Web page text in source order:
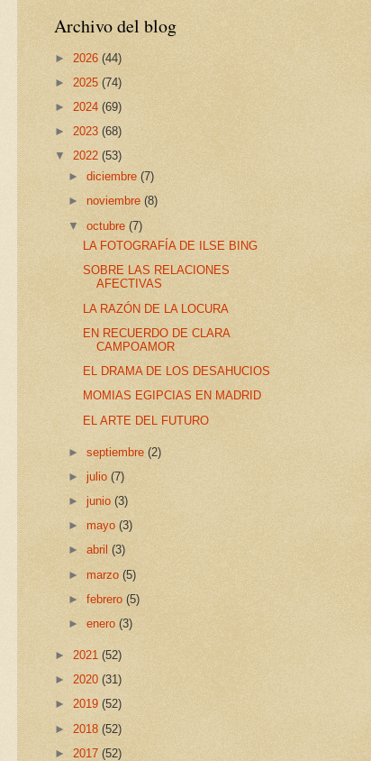
Archivo del blog
► 2026 (44)
► 2025 (74)
► 2024 (69)
► 2023 (68)
▼ 2022 (53)
►diciembre(7)
►noviembre(8)
▼octubre(7)
LA FOTOGRAFÍA DE ILSE BING
SOBRE LAS RELACIONES
AFECTIVAS
LA RAZÓN DE LA LOCURA
EN RECUERDO DE CLARA
CAMPOAMOR
EL DRAMA DE LOS DESAHUCIOS
MOMIAS EGIPCIAS EN MADRID
EL ARTE DEL FUTURO
►septiembre(2)
►julio(7)
►junio(3)
►mayo(3)
►abril(3)
►marzo(5)
►febrero(5)
►enero(3)
► 2021 (52)
► 2020 (31)
► 2019 (52)
► 2018 (52)
► 2017 (52)